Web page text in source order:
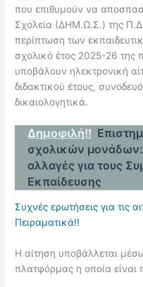
που επιθυμούν να
Σχολεία (ΔΗΜ.Ω.Σ.) της
περίπτωση των
σχολικό έτος 2025-26 της
υποβάλουν ηλεκτρονική
διδακτικού έτους,
δικαιολογητικά.
Δημοφιλή!!
σχολικών μονάδων:
αλλαγές για τους
Εκπαίδευσης
Συχνές ερωτήσεις για τις
Πειραματικά!!
Η αίτηση υποβάλλεται
πλατφόρμας η οποία είναι